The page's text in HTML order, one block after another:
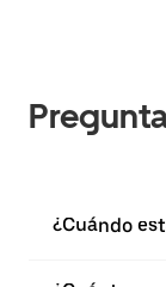
¿Cuándo